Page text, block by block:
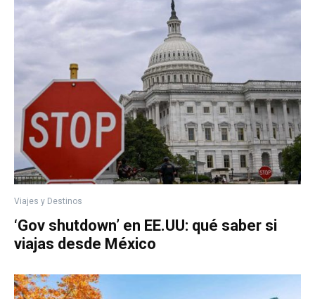
Viajes y Destinos
‘Gov shutdown’ en EE.UU: qué saber si
viajas desde México